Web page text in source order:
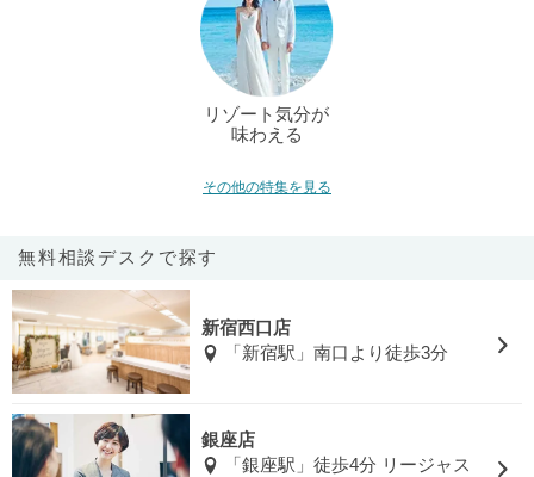
リゾート気分が
味わえる
その他の特集を見る
無料相談デスクで探す
新宿西口店
「新宿駅」南口より徒歩3分
銀座店
「銀座駅」徒歩4分 リージャス